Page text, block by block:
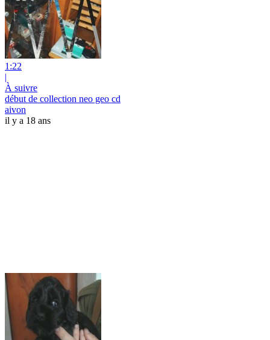
1:22
|
À suivre
début de collection neo geo cd
aivon
il y a 18 ans